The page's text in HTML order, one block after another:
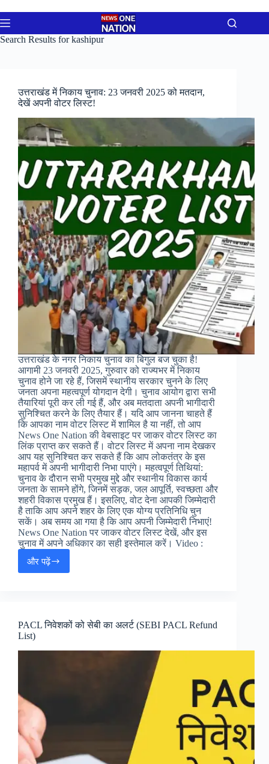
to
content
Search Results for kashipur
उत्तराखंड में निकाय चुनाव: 23 जनवरी 2025 को मतदान,
देखें अपनी वोटर लिस्ट!
उत्तराखंड के नगर निकाय चुनाव का बिगुल बज चुका है!
आगामी 23 जनवरी 2025, गुरुवार को राज्यभर में निकाय
चुनाव होने जा रहे हैं, जिसमें स्थानीय सरकार चुनने के लिए
जनता अपना महत्वपूर्ण योगदान देगी। चुनाव आयोग द्वारा सभी
तैयारियां पूरी कर ली गई हैं, और अब मतदाता अपनी भागीदारी
सुनिश्चित करने के लिए तैयार हैं। यदि आप जानना चाहते हैं
कि आपका नाम वोटर लिस्ट में शामिल है या नहीं, तो आप
News One Nation की वेबसाइट पर जाकर वोटर लिस्ट का
लिंक प्राप्त कर सकते हैं। वोटर लिस्ट में अपना नाम देखकर
आप यह सुनिश्चित कर सकते हैं कि आप लोकतंत्र के इस
महापर्व में अपनी भागीदारी निभा पाएंगे। महत्वपूर्ण तिथियां:
चुनाव के दौरान सभी प्रमुख मुद्दे और स्थानीय विकास कार्य
जनता के सामने होंगे, जिनमें सड़क, जल आपूर्ति, स्वच्छता और
शहरी विकास प्रमुख हैं। इसलिए, वोट देना आपकी जिम्मेदारी
है ताकि आप अपने शहर के लिए एक योग्य प्रतिनिधि चुन
सकें। अब समय आ गया है कि आप अपनी जिम्मेदारी निभाएं!
News One Nation पर जाकर वोटर लिस्ट देखें, और इस
चुनाव में अपने अधिकार का सही इस्तेमाल करें। Video :
और पढ़ेंउत्तराखंड
जनवरी
PACL निवेशकों को सेबी का अलर्ट (SEBI PACL Refund
List)